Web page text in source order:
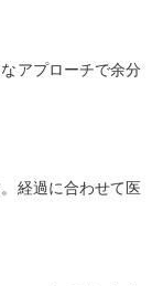
アプローチで余分
経過に合わせて医